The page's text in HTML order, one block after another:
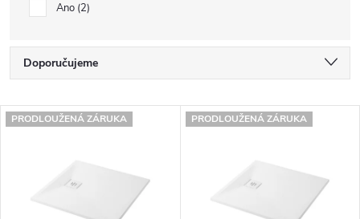
Ano 2
Ř
z
Doporučujeme
Nejdražší
Abecedně
V
PRODLOUŽENÁ ZÁRUKA PRODLOUŽENÁ ZÁRUKA